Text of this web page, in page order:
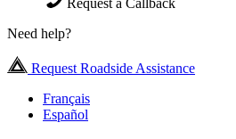
Request a Callback
Need help?
Request Roadside Assistance
Français
Español